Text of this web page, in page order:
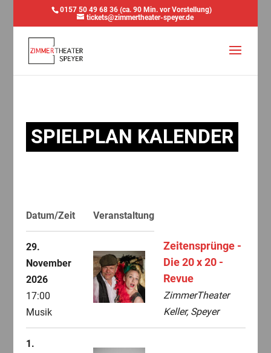
0157 50 49 68 36 (ca. 90 Min. vor Vorstellung)
tickets@zimmertheater-speyer.de
SPIELPLAN KALENDER
Datum/Zeit Veranstaltung
29.
November
2026
17:00
Musik
Zeitensprünge -
Die 20 x 20 -
Revue
ZimmerTheater
Keller, Speyer
1.